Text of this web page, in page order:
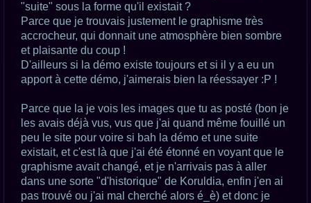
"suite" sous la forme qu'il existait ?
Parce que je trouvais justement le graphisme très
accrocheur, qui donnait une atmosphère bien sombre
et plaisante du coup !
D'ailleurs si la démo existe toujours et si il y a eu un
apport à cette démo, j'aimerais bien la réessayer :P !
Parce que la je vois les images que tu as posté (bon je
les avais déjà vus, vus que j'ai quand même fouillé un
peu le site pour voire si bah la démo et une suite
existait, et c'est là que j'ai été étonné en voyant que le
graphisme avait changé, et je n'arrivais pas à aller
dans une sorte "d'historique" de Koruldia, enfin j'en ai
pas trouvé ou j'ai mal cherché alors é_è) et donc je